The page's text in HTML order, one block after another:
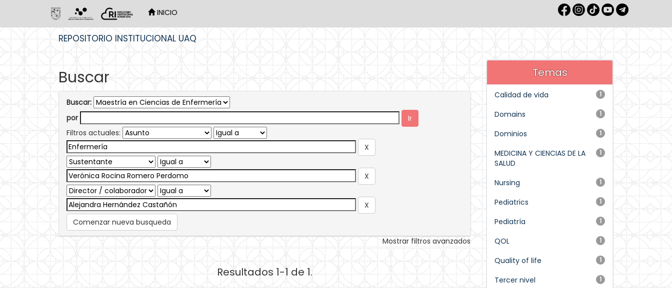
INICIO
REPOSITORIO INSTITUCIONAL UAQ
Buscar
Buscar:
por
Filtros actuales:
Comenzar nueva busqueda
Mostrar filtros avanzados
Resultados 1-1 de 1.
Temas
1
Calidad de vida
1
Domains
1
Dominios
1
MEDICINA Y CIENCIAS DE LA
SALUD
1
Nursing
1
Pediatrics
1
Pediatría
1
QOL
1
Quality of life
1
Tercer nivel